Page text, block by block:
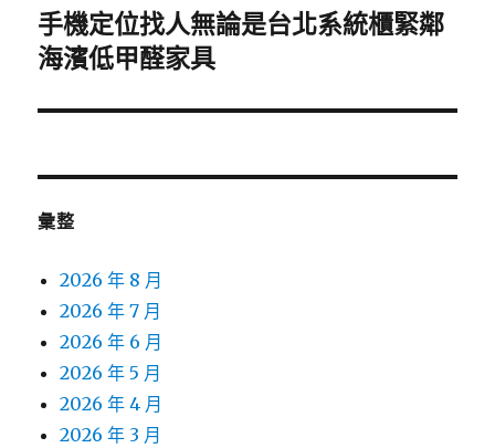
下
一
文
手機定位找人無論是台北系統櫃緊鄰
海濱低甲醛家具
彙整
2026 年 8 月
2026 年 7 月
2026 年 6 月
2026 年 5 月
2026 年 4 月
2026 年 3 月